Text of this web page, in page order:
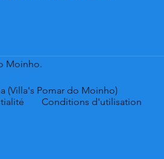
Moinho.
(Villa's Pomar do Moinho)
Conditions d'utilisation